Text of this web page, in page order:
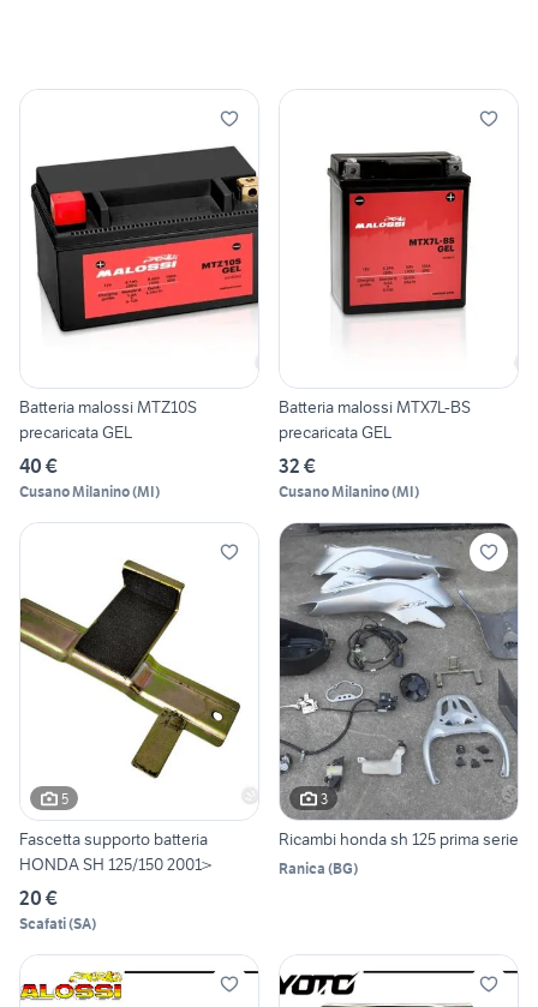
Batteria malossi MTZ10S
precaricata GEL
40 €
Cusano Milanino(MI)
Batteria malossi MTX7L-BS
precaricata GEL
32 €
Cusano Milanino(MI)
5
Fascetta supporto batteria
HONDA SH 125/150 2001>
20 €
Scafati(SA)
3
Ricambi honda sh 125 prima serie
Ranica (BG)